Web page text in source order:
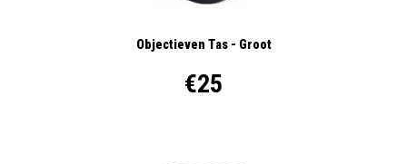
Objectieven Tas - Groot
€25